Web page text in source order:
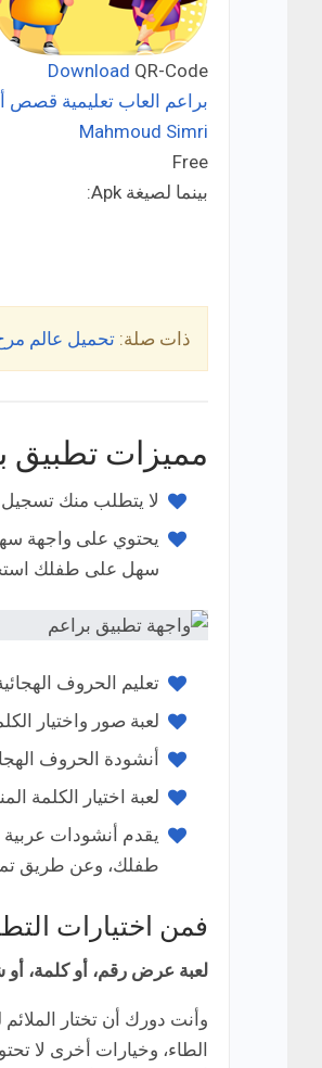
Download QR-Code
براعم العاب تعليمية قصص
Mahmoud Simri
Free
بينما لصيغة Apk:
ذات صلة: تحميل عالم مرح:
مميزات تطبيق
لا يتطلب منك تسجيل
يحتوي على واجهة
سهل على طفلك
تعليم الحروف
لعبة صور واختيار
أنشودة الحروف
لعبة اختيار الكلمة
يقدم أنشودات
طفلك، وعن طريق
فمن اختيارات
لعبة عرض رقم، أو كلمة،
وأنت دورك أن تختار
الطاء، وخيارات أخرى لا